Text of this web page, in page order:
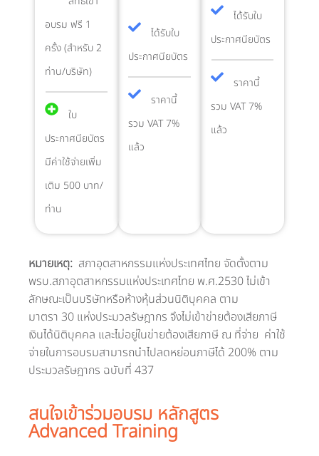
อบรม ฟรี 1
ครั้ง (สำหรับ 2
ท่าน/บริษัท)
ใบ
ประกาศนียบัตร
มีค่าใช้จ่ายเพิ่ม
เติม 500 บาท/
ท่าน
ได้รับใบ
ประกาศนียบัตร​
ราคานี้
รวม VAT 7%
แล้ว​
ได้รับใบ
ประกาศนียบัตร​
ราคานี้
รวม VAT 7%
แล้ว​
หมายเหตุ: สภาอุตสาหกรรมแห่งประเทศไทย จัดตั้งตาม
พรบ.สภาอุตสาหกรรมแห่งประเทศไทย พ.ศ.2530 ไม่เข้า
ลักษณะเป็นบริษัทหรือห้างหุ้นส่วนนิติบุคคล ตาม
มาตรา 30 แห่งประมวลรัษฎากร จึงไม่เข้าข่ายต้องเสียภาษี
เงินได้นิติบุคคล และไม่อยู่ในข่ายต้องเสียภาษี ณ ที่จ่าย ค่าใช้
จ่ายในการอบรมสามารถนำไปลดหย่อนภาษีได้ 200% ตาม
ประมวลรัษฎากร ฉบับที่ 437
สนใจเข้าร่วมอบรม หลักสูตร
Advanced Training